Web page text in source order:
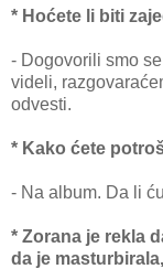
* Hoćete li biti
- Dogovorili smo
videli,
odvesti.
* Kako ćete
- Na album. Da li
* Zorana je rekla
da je